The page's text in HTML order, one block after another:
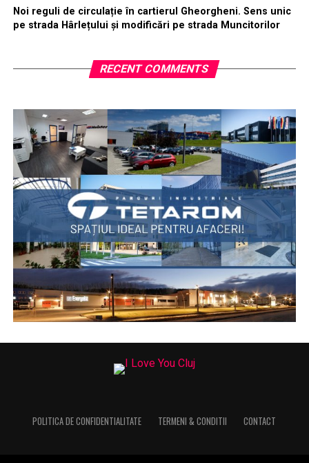
Noi reguli de circulație în cartierul Gheorgheni. Sens unic
pe strada Hârlețului și modificări pe strada Muncitorilor
RECENT COMMENTS
POLITICA DE CONFIDENTIALITATE TERMENI & CONDITII CONTACT